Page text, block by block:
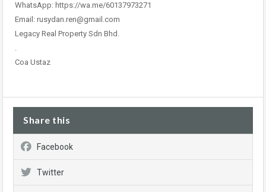
WhatsApp: https://wa.me/60137973271
Email: rusydan.ren@gmail.com
Legacy Real Property Sdn Bhd.
.
Coa Ustaz
Share this
Facebook
Twitter